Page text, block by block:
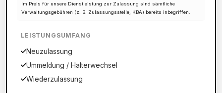
Im Preis für unsere Dienstleistung zur Zulassung sind sämtliche
Verwaltungsgebühren (z. B. Zulassungsstelle, KBA) bereits inbegriffen.
LEISTUNGSUMFANG
Neuzulassung
Ummeldung / Halterwechsel
Wiederzulassung